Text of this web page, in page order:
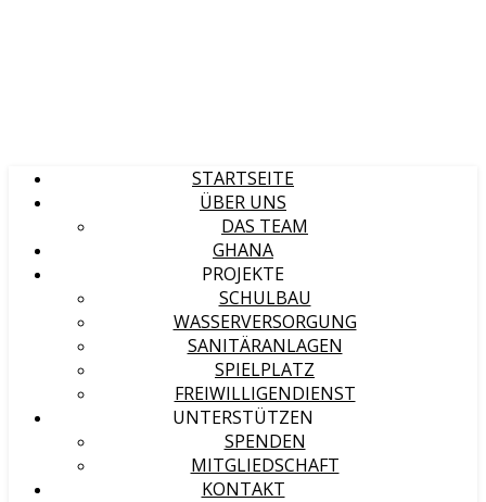
STARTSEITE
ÜBER UNS
DAS TEAM
GHANA
PROJEKTE
SCHULBAU
WASSERVERSORGUNG
SANITÄRANLAGEN
SPIELPLATZ
FREIWILLIGENDIENST
UNTERSTÜTZEN
SPENDEN
MITGLIEDSCHAFT
KONTAKT